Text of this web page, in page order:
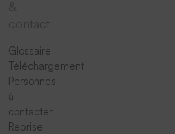
Glossaire
Téléchargement
Personnes
à
contacter
Reprise